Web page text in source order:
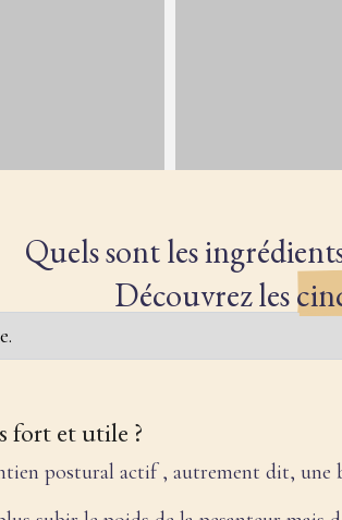
Quels sont les
Découvrez les
fort et utile ?
postural actif , autrement dit, une